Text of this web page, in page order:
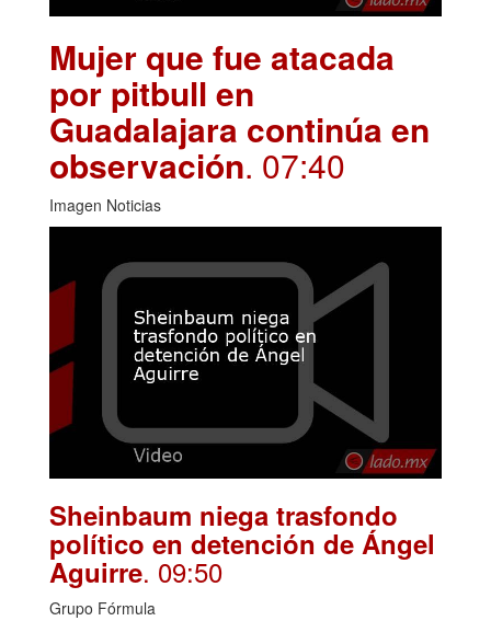
Mujer que fue atacada
por pitbull en
Guadalajara continúa en
observación. 07:40
Imagen Noticias
Sheinbaum niega trasfondo
político en detención de Ángel
Aguirre. 09:50
Grupo Fórmula